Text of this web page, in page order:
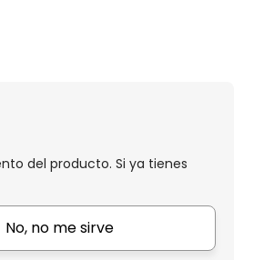
del producto. Si ya tienes
No, no me sirve